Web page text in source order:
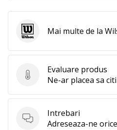
Afiseaza
toate
Evaluare produs
Evaluare produs
Ne-ar placea sa
Intrebari
Intrebari
Adreseaza-ne
WilsonMai multe de la